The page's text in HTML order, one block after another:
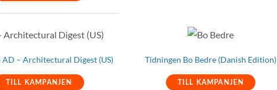
AD – Architectural Digest (US)
TILL KAMPANJEN
Tidningen Bo Bedre (Danish Edition)
TILL KAMPANJEN